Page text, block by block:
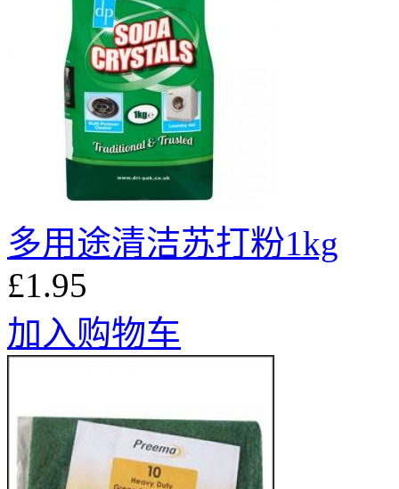
多用途清洁苏打粉1kg
£1.95
加入购物车